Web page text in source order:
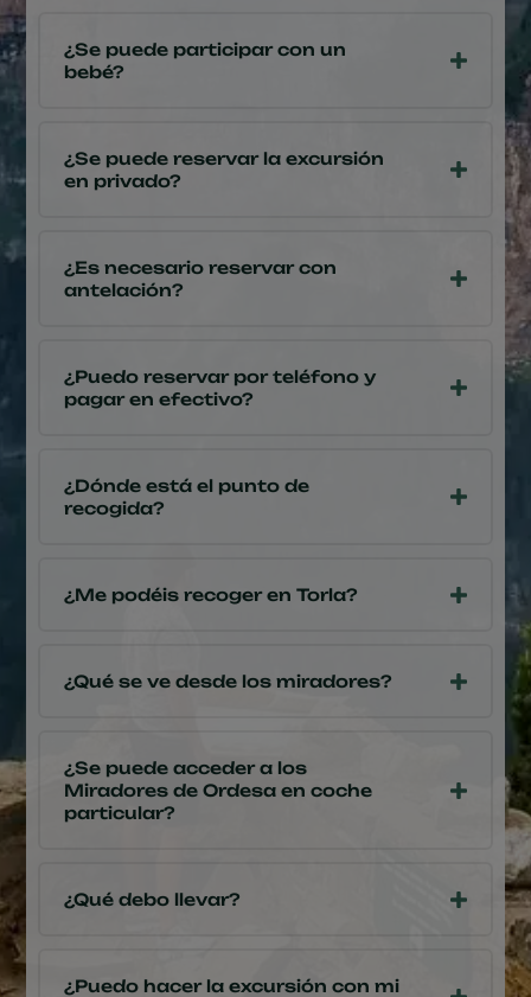
¿Se puede participar con un
bebé?
¿Se puede reservar la excursión
en privado?
¿Es necesario reservar con
antelación?
¿Puedo reservar por teléfono y
pagar en efectivo?
¿Dónde está el punto de
recogida?
¿Me podéis recoger en Torla?
¿Qué se ve desde los miradores?
¿Se puede acceder a los
Miradores de Ordesa en coche
particular?
¿Qué debo llevar?
¿Puedo hacer la excursión con mi